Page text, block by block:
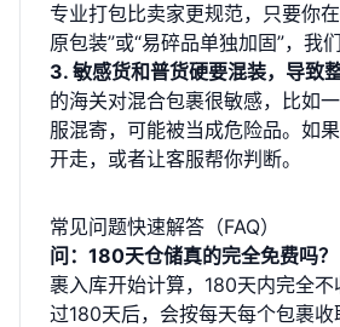
专业打包比卖家更规范，只要你
原包装”或“易碎品单独加固”，我
3. 敏感货和普货硬要混装，导致
的海关对混合包裹很敏感，比如
服混寄，可能被当成危险品。如
开走，或者让客服帮你判断。
常见问题快速解答（FAQ）
问：180天仓储真的完全免费吗？
裹入库开始计算，180天内完全
过180天后，会按每天每个包裹